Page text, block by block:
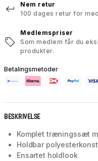
Nem retur
100 dages retur for
Medlemspriser
Som medlem får du
produkter.
Betalingsmetoder
BESKRIVELSE
Komplet træningssæt
Holdbar
Ensartet holdlook